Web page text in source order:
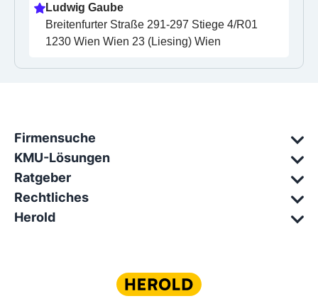
Ludwig Gaube
Breitenfurter Straße 291-297 Stiege 4/R01
1230 Wien Wien 23 (Liesing) Wien
Firmensuche
KMU-Lösungen
Ratgeber
Rechtliches
Herold